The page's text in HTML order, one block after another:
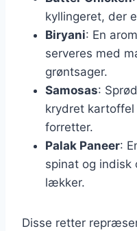
kyllingeret, der
Biryani: En
serveres med
grøntsager.
Samosas:
krydret
forretter.
Palak Paneer:
spinat og indisk
lækker.
Disse retter